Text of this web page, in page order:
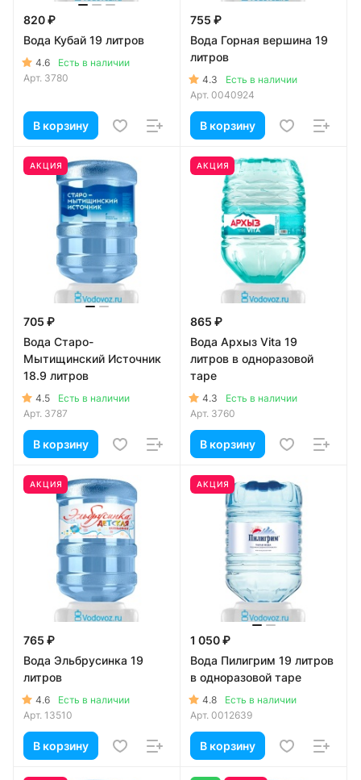
820 ₽
Вода Кубай 19 литров
4.6
Есть в наличии
Арт. 3780
В корзину
755 ₽
Вода Горная вершина 19
литров
4.3
Есть в наличии
Арт. 0040924
В корзину
АКЦИЯ
705 ₽
Вода Старо-
Мытищинский Источник
18.9 литров
4.5
Есть в наличии
Арт. 3787
В корзину
АКЦИЯ
865 ₽
Вода Архыз Vita 19
литров в одноразовой
таре
4.3
Есть в наличии
Арт. 3760
В корзину
АКЦИЯ
765 ₽
Вода Эльбрусинка 19
литров
4.6
Есть в наличии
Арт. 13510
В корзину
АКЦИЯ
1 050 ₽
Вода Пилигрим 19 литров
в одноразовой таре
4.8
Есть в наличии
Арт. 0012639
В корзину